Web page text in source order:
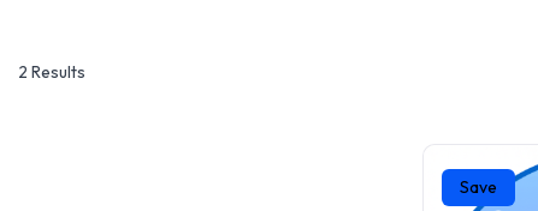
2 Results
Save